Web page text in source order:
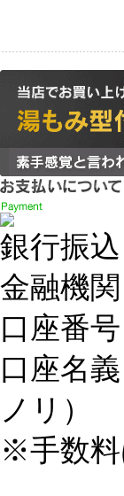
銀行振込
金融機
口座番
口座名
ノリ）
※手数料